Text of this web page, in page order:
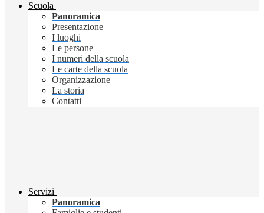
Scuola
Panoramica
Presentazione
I luoghi
Le persone
I numeri della scuola
Le carte della scuola
Organizzazione
La storia
Contatti
Servizi
Panoramica